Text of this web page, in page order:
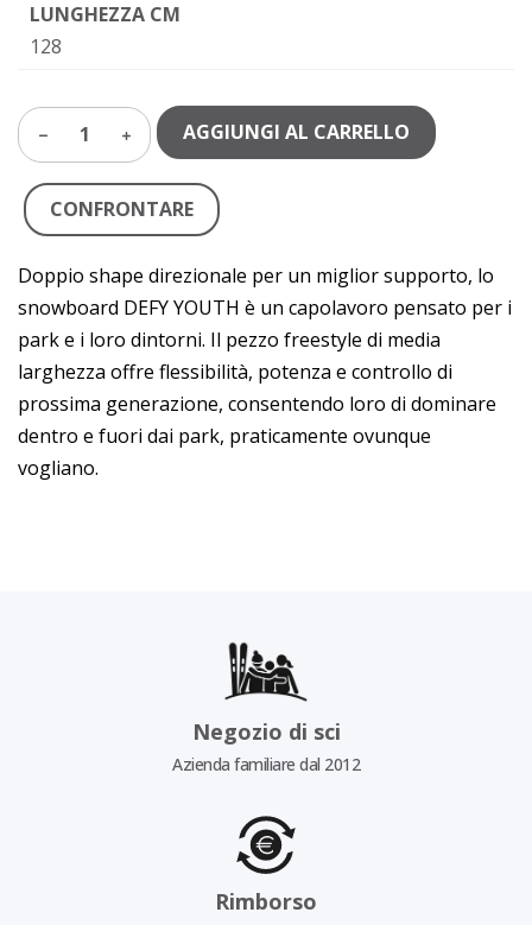
LUNGHEZZA CM
128
1 AGGIUNGI AL CARRELLO
CONFRONTARE
Doppio shape direzionale per un miglior supporto, lo
snowboard DEFY YOUTH è un capolavoro pensato per i
park e i loro dintorni. Il pezzo freestyle di media
larghezza offre flessibilità, potenza e controllo di
prossima generazione, consentendo loro di dominare
dentro e fuori dai park, praticamente ovunque
vogliano.
Negozio di sci
Azienda familiare dal 2012
Rimborso